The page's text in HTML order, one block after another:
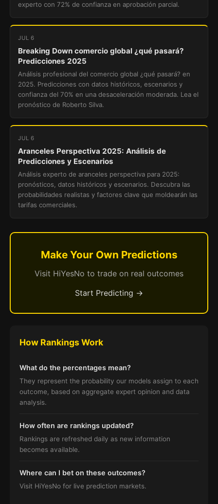
experto con 72% de confianza en aprobación parcial.
JUL 6
Breaking Down comercio global ¿qué pasará?
Predicciones 2025
Análisis profesional del comercio global ¿qué pasará? en
2025. Predicciones con datos históricos, escenarios y
confianza del 70% en una desaceleración moderada. Lea el
pronóstico de Roberto Silva.
JUL 6
Aranceles Perspectiva 2025: Análisis de
Predicciones y Escenarios
Análisis experto de aranceles perspectiva para 2025:
pronósticos, datos históricos y escenarios. Descubra las
probabilidades realistas y factores clave que moldearán las
tarifas comerciales.
Make Your Own Predictions
Visit HiYesNo to trade on real outcomes
Start Predicting →
How Rankings Work
What do the percentages mean?
They represent the probability our models assign to each
outcome, based on aggregate expert opinion and data
analysis.
How often are rankings updated?
Rankings are refreshed daily as new information
becomes available.
Where can I bet on these outcomes?
Visit HiYesNo for live prediction markets.